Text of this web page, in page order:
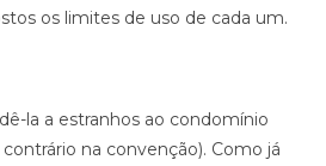
os limites de uso de cada um.
la a estranhos ao condomínio
na convenção). Como já